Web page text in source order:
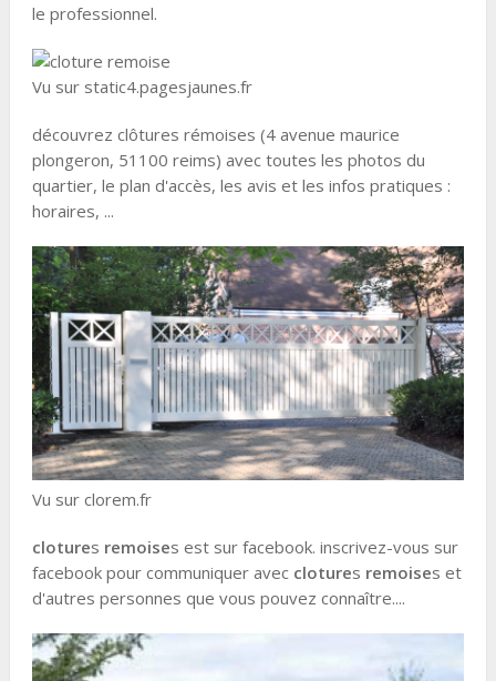
le professionnel.
Vu sur static4.pagesjaunes.fr
découvrez clôtures rémoises (4 avenue maurice
plongeron, 51100 reims) avec toutes les photos du
quartier, le plan d'accès, les avis et les infos pratiques :
horaires, ...
Vu sur clorem.fr
clotures remoises est sur facebook. inscrivez-vous sur
facebook pour communiquer avec clotures remoises et
d'autres personnes que vous pouvez connaître....